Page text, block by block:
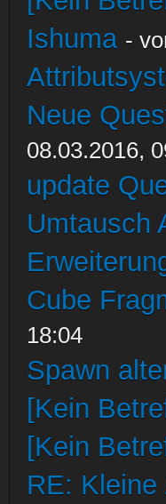
Ishuma -
Neue
08.03.2016,
update
Umtausch
Cube
18:04
Spawn
[Kein
[Kein
RE: Kleine